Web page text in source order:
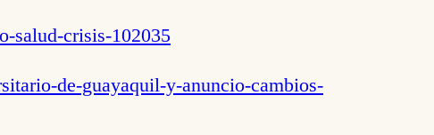
salud-crisis-102035
de-guayaquil-y-anuncio-cambios-